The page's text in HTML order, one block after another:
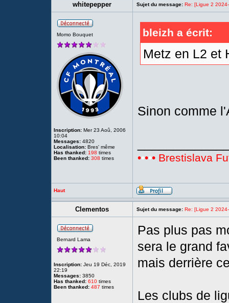
whitepepper Sujet du message: Re: [Ligue 2
Momo Bouquet
Inscription: Mer 23 Aoû, 2006
10:04
Messages: 4820
Localisation: Bres' même
Has thanked: 198 times
Been thanked: 308 times
bleizh a écrit:
Metz en L2 et
Sinon comme
••••• Brestislava
Haut
Clementos Sujet du message: Re: [Ligue 2
Bernard Lama
Inscription: Jeu 19 Déc, 2019
22:19
Messages: 3850
Has thanked: 610 times
Been thanked: 487 times
Pas plus pas
sera le grand
mais derrière
Les clubs de